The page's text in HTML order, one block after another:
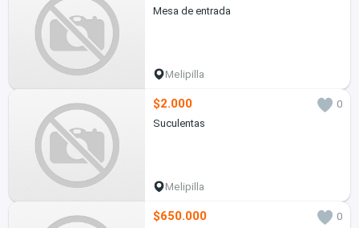
Mesa de entrada
Melipilla
$2.000
0
Suculentas
Melipilla
$650.000
0